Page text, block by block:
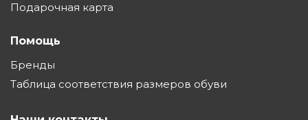
Подарочная карта
Помощь
Бренды
Таблица соответствия размеров обуви